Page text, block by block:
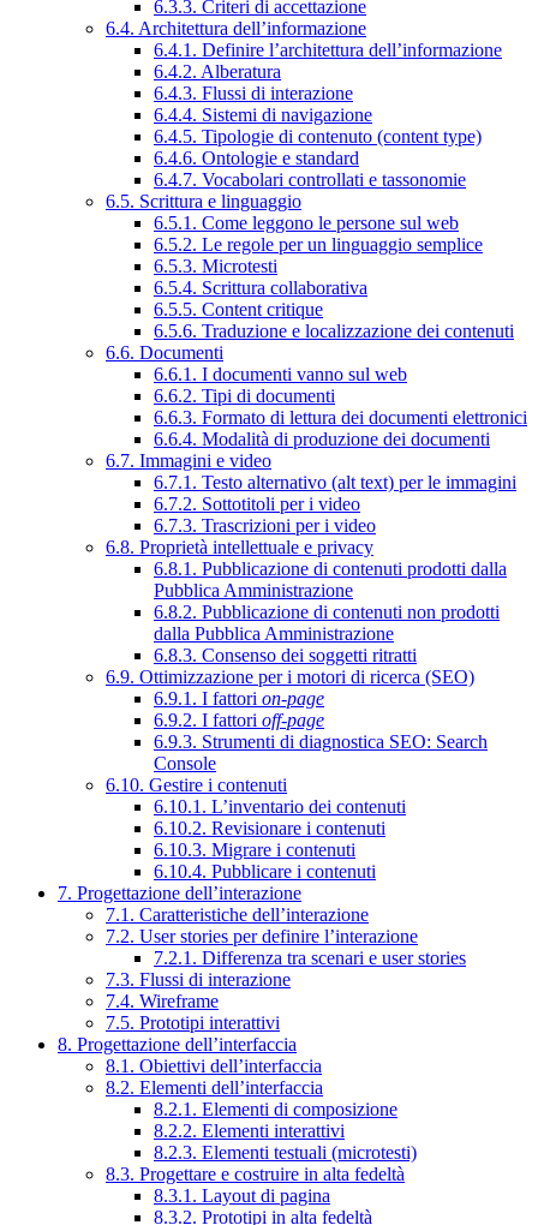
6.3.3. Criteri di accettazione
6.4. Architettura dell’informazione
6.4.1. Definire l’architettura dell’informazione
6.4.2. Alberatura
6.4.3. Flussi di interazione
6.4.4. Sistemi di navigazione
6.4.5. Tipologie di contenuto (content type)
6.4.6. Ontologie e standard
6.4.7. Vocabolari controllati e tassonomie
6.5. Scrittura e linguaggio
6.5.1. Come leggono le persone sul web
6.5.2. Le regole per un linguaggio semplice
6.5.3. Microtesti
6.5.4. Scrittura collaborativa
6.5.5. Content critique
6.5.6. Traduzione e localizzazione dei contenuti
6.6. Documenti
6.6.1. I documenti vanno sul web
6.6.2. Tipi di documenti
6.6.3. Formato di lettura dei documenti elettronici
6.6.4. Modalità di produzione dei documenti
6.7. Immagini e video
6.7.1. Testo alternativo (alt text) per le immagini
6.7.2. Sottotitoli per i video
6.7.3. Trascrizioni per i video
6.8. Proprietà intellettuale e privacy
6.8.1. Pubblicazione di contenuti prodotti dalla
Pubblica Amministrazione
6.8.2. Pubblicazione di contenuti non prodotti
dalla Pubblica Amministrazione
6.8.3. Consenso dei soggetti ritratti
6.9. Ottimizzazione per i motori di ricerca (SEO)
6.9.1. I fattori on-page
6.9.2. I fattori off-page
6.9.3. Strumenti di diagnostica SEO: Search
Console
6.10. Gestire i contenuti
6.10.1. L’inventario dei contenuti
6.10.2. Revisionare i contenuti
6.10.3. Migrare i contenuti
6.10.4. Pubblicare i contenuti
7. Progettazione dell’interazione
7.1. Caratteristiche dell’interazione
7.2. User stories per definire l’interazione
7.2.1. Differenza tra scenari e user stories
7.3. Flussi di interazione
7.4. Wireframe
7.5. Prototipi interattivi
8. Progettazione dell’interfaccia
8.1. Obiettivi dell’interfaccia
8.2. Elementi dell’interfaccia
8.2.1. Elementi di composizione
8.2.2. Elementi interattivi
8.2.3. Elementi testuali (microtesti)
8.3. Progettare e costruire in alta fedeltà
8.3.1. Layout di pagina
8.3.2. Prototipi in alta fedeltà